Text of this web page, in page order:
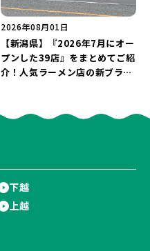
2026年08月01日
【新潟県】『2026年7月にオー
プンした39店』をまとめてご紹
介！人気ラーメン店の新ブラン
くさん♪
下越
上越